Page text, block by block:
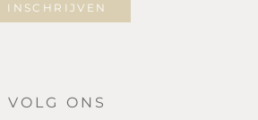
INSCHRIJVEN
VOLG ONS